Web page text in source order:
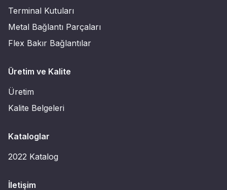
Terminal Kutuları
Metal Bağlantı Parçaları
Flex Bakır Bağlantılar
Üretim ve Kalite
Üretim
Kalite Belgeleri
Kataloglar
2022 Katalog
İletişim